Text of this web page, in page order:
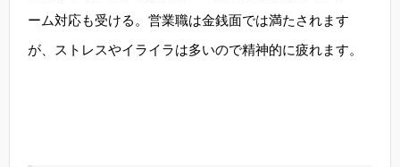
ーム対応も受ける。営業職は金銭面では満たされます
が、ストレスやイライラは多いので精神的に疲れます。